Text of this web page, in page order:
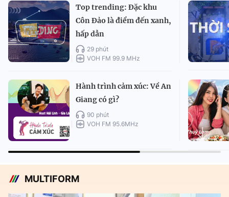
Top trending: Đặc khu
Côn Đảo là điểm đến xanh,
hấp dẫn
29 phút
VOH FM 99.9 MHz
Hành trình cảm xúc: Về An
Giang có gì?
90 phút
VOH FM 95.6MHz
MULTIFORM